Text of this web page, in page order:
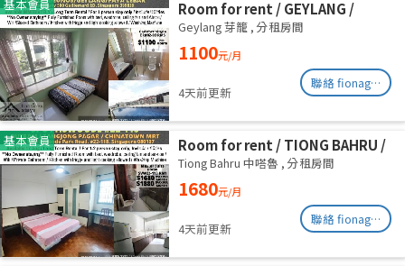
基本會員
Room for rent / GEYLANG /
Common room / 1pax stay /
Available Immediately
Geylang 芽籠 , 分租房間
1100元/月
4天前更新
聯絡 fionag@transinex.com.sg
基本會員
Room for rent / TIONG BAHRU /
Master room / 1pax stay /
Available 17 August
Tiong Bahru 中嗒魯 , 分租房間
1680元/月
4天前更新
聯絡 fionag@transinex.com.sg